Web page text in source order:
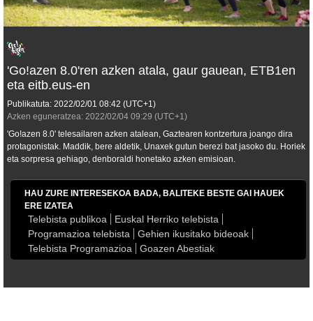
'Go!azen 8.0'ren azken atala, gaur gauean, ETB1en
eta eitb.eus-en
Publikatuta: 2022/02/01 08:42 (UTC+1)
Azken eguneratzea: 2022/02/04 09:29 (UTC+1)
'Go!azen 8.0' telesailaren azken atalean, Gaztearen kontzertura joango dira
protagonistak. Maddik, bere aldetik, Unaxek gutun berezi bat jasoko du. Horiek
eta sorpresa gehiago, denboraldi honetako azken emisioan.
HAU ZURE INTERESEKOA BADA, BALITEKE BESTE GAI HAUEK
ERE IZATEA
Telebista publikoa
Euskal Herriko telebista
Programazioa telebista
Gehien ikusitako bideoak
Telebista Programazioa
Goazen Abestiak